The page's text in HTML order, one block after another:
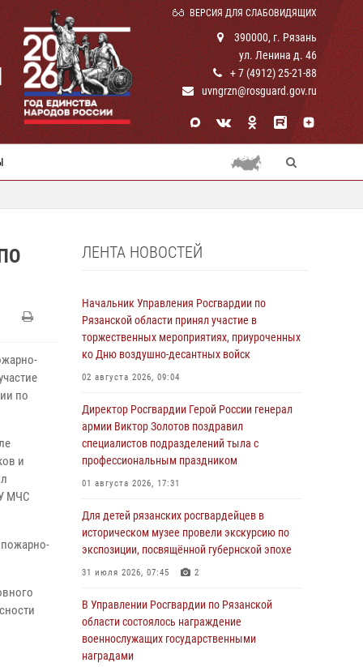
ВЕРСИЯ ДЛЯ СЛАБОВИДЯЩИХ
390000, г. Рязань
ул. Ленина д. 46
+ 7 (4912) 25-21-88
uvngrzn@rosguard.gov.ru
по
и
МЧС
пожарно-
ЛЕНТА НОВОСТЕЙ
Начальник Управления Росгвардии по
Рязанской области принял участие в
торжественных мероприятиях, приуроченных
ко Дню воздушно-десантных войск
02 августа 2026, 09:04
Директор Росгвардии Герой России генерал
армии Виктор Золотов поздравил
специалистов подразделений тыла с
профессиональным праздником
01 августа 2026, 17:31
Для детей рязанских росгвардейцев в
историческом музее провели экскурсию по
экспозиции, посвящённой губернской эпохе
31 июля 2026, 07:45 2
В Управлении Росгвардии по Рязанской
области состоялось награждение
военнослужащих государственными
наградами